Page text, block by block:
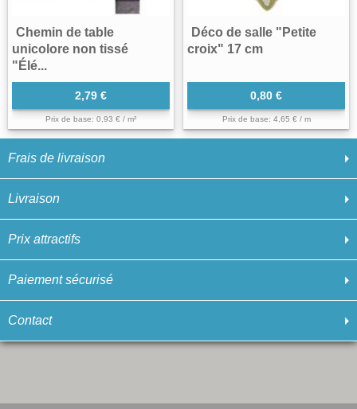
Frais de livraison
Livraison
Prix attractifs
Paiement sécurisé
Contact
Chemin de table
unicolore non tissé
"Élé...
2,79 €
Prix de base: 0,93 € / m²
Déco de salle "Petite
croix" 17 cm
0,80 €
Prix de base: 4,65 € / m